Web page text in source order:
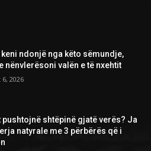
keni ndonjë nga këto sëmundje,
nënvlerësoni valën e të nxehtit
6, 2026
pushtojnë shtëpinë gjatë verës? Ja
natyrale me 3 përbërës që i